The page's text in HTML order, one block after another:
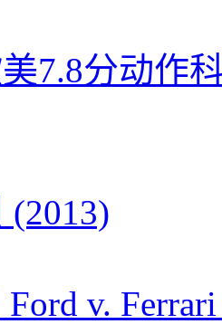
7.8分动作
(2013)
v.